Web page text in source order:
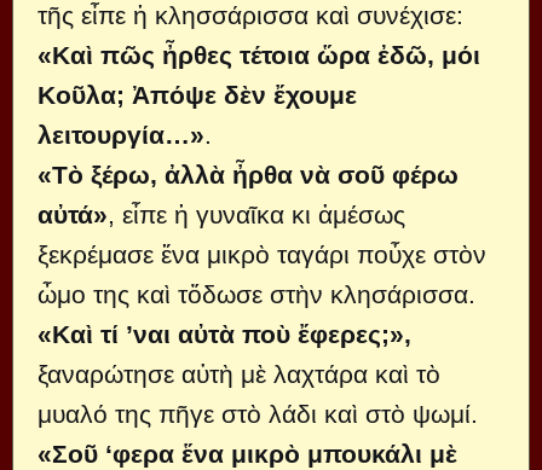
τῆς εἶπε ἡ κλησσάρισσα καὶ συνέχισε:
«Καὶ πῶς ἦρθες τέτοια ὥρα ἐδῶ, μόι
Κοῦλα; Ἀπόψε δὲν ἔχουμε
λειτουργία…».
«Τὸ ξέρω, ἀλλὰ ἦρθα νὰ σοῦ φέρω
αὐτά», εἶπε ἡ γυναῖκα κι ἀμέσως
ξεκρέμασε ἕνα μικρὸ ταγάρι ποὖχε στὸν
ὦμο της καὶ τὄδωσε στὴν κλησάρισσα.
«Καὶ τί ’ναι αὐτὰ ποὺ ἔφερες;»,
ξαναρώτησε αὐτὴ μὲ λαχτάρα καὶ τὸ
μυαλό της πῆγε στὸ λάδι καὶ στὸ ψωμί.
«Σοῦ ‘φερα ἕνα μικρὸ μπουκάλι μὲ